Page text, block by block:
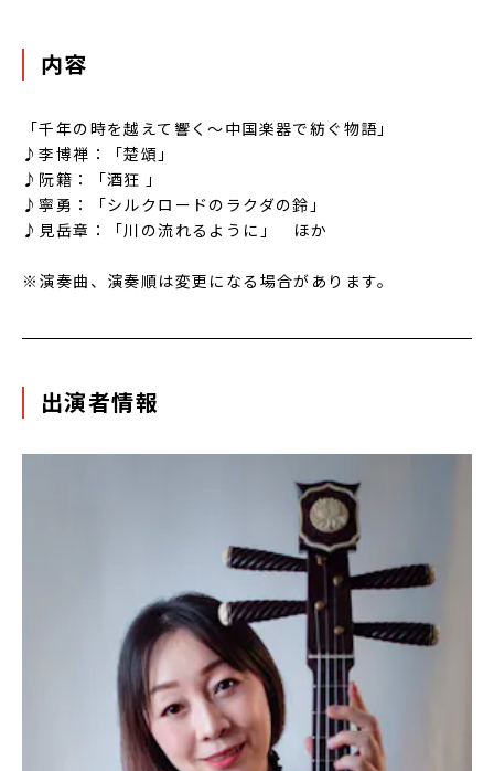
内容
「千年の時を越えて響く〜中国楽器で紡ぐ物語」
♪李博禅：「楚頌」
♪阮籍：「酒狂 」
♪寧勇：「シルクロードのラクダの鈴」
♪見岳章：「川の流れるように」 ほか
※演奏曲、演奏順は変更になる場合があります。
出演者情報